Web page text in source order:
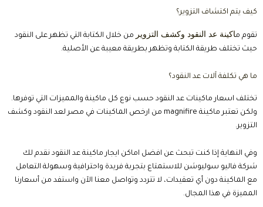
كيف يتم اكتشاف التزوير؟
تقوم ماكينة عد النقود وكشف التزوير من خلال الكتابة التي تظهر على النقود
حيث تختلف طريقة الكتابة وتظهر بطريقة معيبة عن الأصلية.
ما هي تكلفة آلات عد النقود؟
تختلف اسعار ماكينات عد النقود حسب نوع كل ماكينة والمميزات التي توفرها.
ولكن تعتبر ماكينة magnifire من ارخص الماكينات في مصر لعد النقود وكشف
التزوير.
وفي النهاية إذا كنت تبحث عن افضل اماكن ايجار ماكينة عد النقود نقدم لك
شركة فاليو سوليوشن للاستمتاع بتجربة فريدة واحترافية وسهولة التعامل
مع الماكينة دون أي تعقيدات، لا تتردد وتواصل معنا الآن واستفد من أسعارنا
المميزة في هذا المجال.